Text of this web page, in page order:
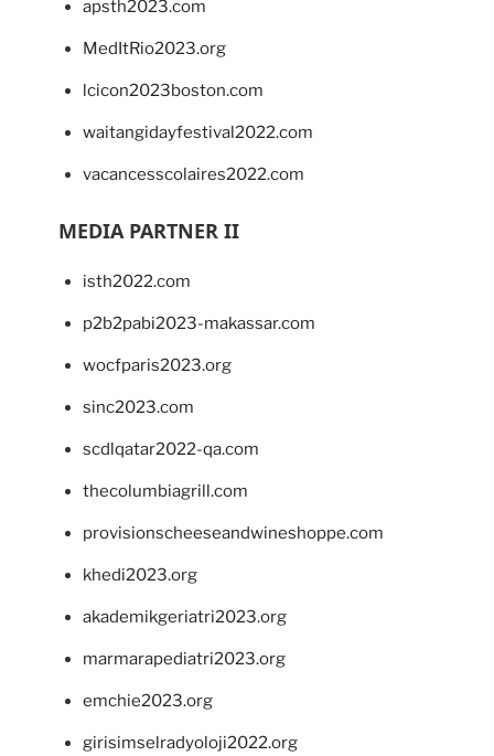
apsth2023.com
MedItRio2023.org
lcicon2023boston.com
waitangidayfestival2022.com
vacancesscolaires2022.com
MEDIA PARTNER II
isth2022.com
p2b2pabi2023-makassar.com
wocfparis2023.org
sinc2023.com
scdlqatar2022-qa.com
thecolumbiagrill.com
provisionscheeseandwineshoppe.com
khedi2023.org
akademikgeriatri2023.org
marmarapediatri2023.org
emchie2023.org
girisimselradyoloji2022.org